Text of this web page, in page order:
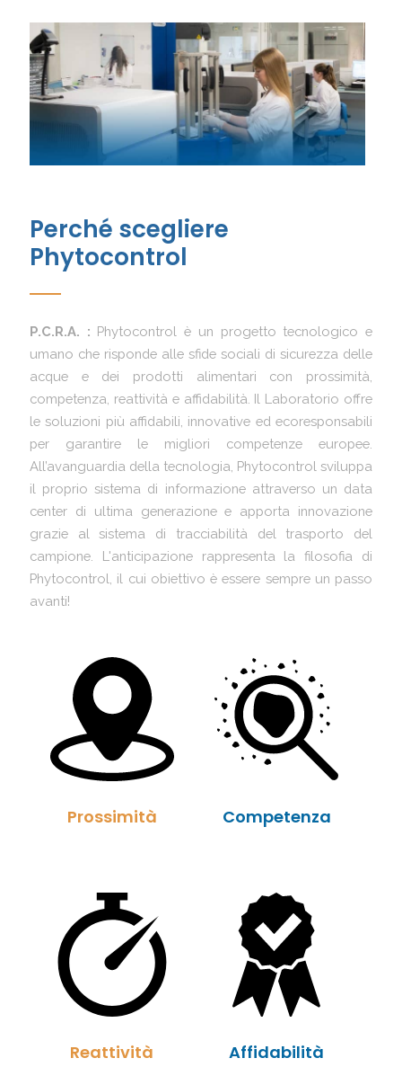
Perché scegliere
Phytocontrol
P.C.R.A. : Phytocontrol è un progetto tecnologico e
umano che risponde alle sfide sociali di sicurezza delle
acque e dei prodotti alimentari con prossimità,
competenza, reattività e affidabilità. Il Laboratorio offre
le soluzioni più affidabili, innovative ed ecoresponsabili
per garantire le migliori competenze europee.
All’avanguardia della tecnologia, Phytocontrol sviluppa
il proprio sistema di informazione attraverso un data
center di ultima generazione e apporta innovazione
grazie al sistema di tracciabilità del trasporto del
campione. L'anticipazione rappresenta la filosofia di
Phytocontrol, il cui obiettivo è essere sempre un passo
avanti!
Prossimità Competenza
Reattività Affidabilità